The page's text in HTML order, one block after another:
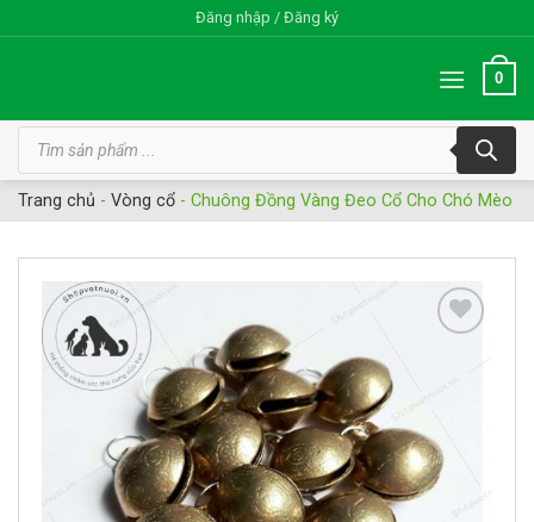
qua
Đăng nhập / Đăng ký
0
Tìm
kiếm
phẩm
Trang chủ - Vòng cổ - Chuông Đồng Vàng Đeo Cổ Cho Chó Mèo